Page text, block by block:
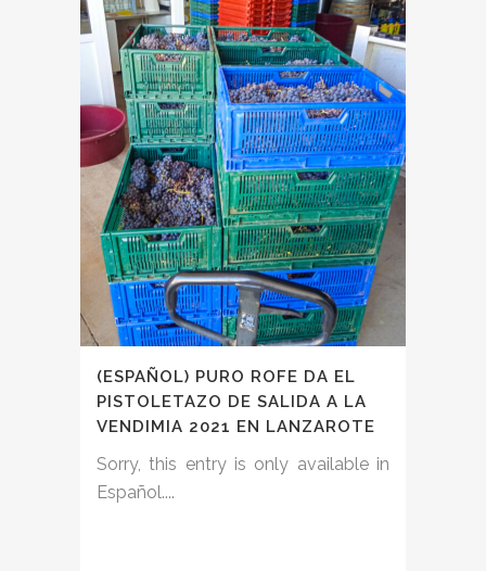
(ESPAÑOL) PURO ROFE DA EL
PISTOLETAZO DE SALIDA A LA
VENDIMIA 2021 EN LANZAROTE
Sorry, this entry is only available in
Español....